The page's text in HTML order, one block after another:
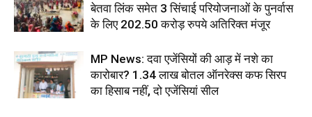
बेतवा लिंक समेत 3 सिंचाई परियोजनाओं के पुनर्वास
के लिए 202.50 करोड़ रुपये अतिरिक्त मंजूर
MP News: दवा एजेंसियों की आड़ में नशे का
कारोबार? 1.34 लाख बोतल ऑनरेक्स कफ सिरप
का हिसाब नहीं, दो एजेंसियां सील